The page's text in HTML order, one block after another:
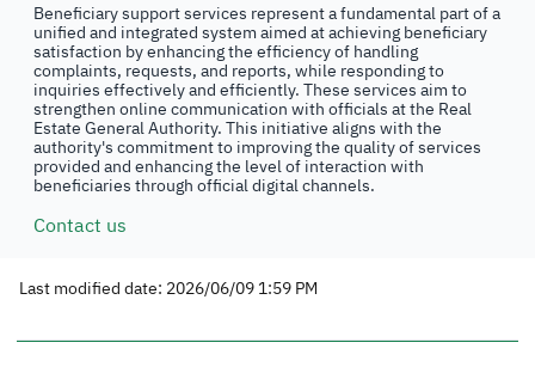
Beneficiary support services represent a fundamental part of a
unified and integrated system aimed at achieving beneficiary
satisfaction by enhancing the efficiency of handling
complaints, requests, and reports, while responding to
inquiries effectively and efficiently. These services aim to
strengthen online communication with officials at the Real
Estate General Authority. This initiative aligns with the
authority's commitment to improving the quality of services
provided and enhancing the level of interaction with
beneficiaries through official digital channels.
Contact us
Last modified date: 2026/06/09 1:59 PM